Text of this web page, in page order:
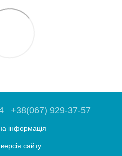
+38(067) 929-37-57
інформація
сайту